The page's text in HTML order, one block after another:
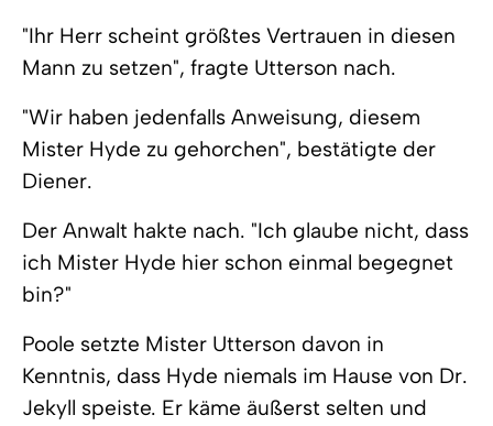
"Ihr Herr scheint größtes Vertrauen in diesen
Mann zu setzen", fragte Utterson nach.
"Wir haben jedenfalls Anweisung, diesem
Mister Hyde zu gehorchen", bestätigte der
Diener.
Der Anwalt hakte nach. "Ich glaube nicht, dass
ich Mister Hyde hier schon einmal begegnet
bin?"
Poole setzte Mister Utterson davon in
Kenntnis, dass Hyde niemals im Hause von Dr.
Jekyll speiste. Er käme äußerst selten und